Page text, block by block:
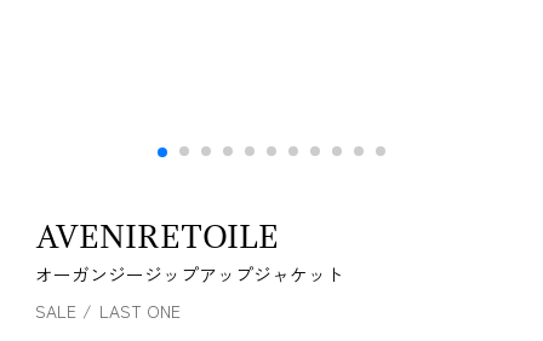
AVENIRETOILE
オーガンジージップアップジャケット
SALE LAST ONE